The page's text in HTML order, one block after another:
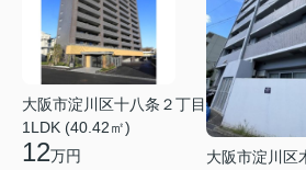
大阪市淀川区十八条２丁目
1LDK (40.42㎡)
12万円
大阪市淀川区